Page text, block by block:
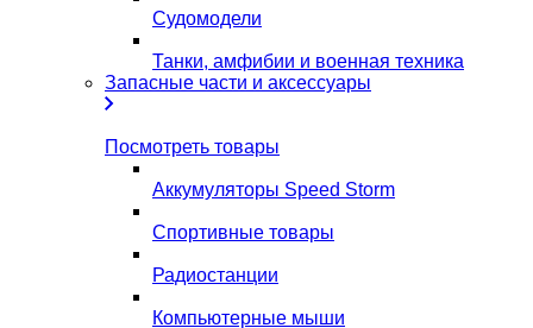
Судомодели
Танки, амфибии и военная техника
Запасные части и аксессуары
Посмотреть товары
Аккумуляторы Speed Storm
Спортивные товары
Радиостанции
Компьютерные мыши